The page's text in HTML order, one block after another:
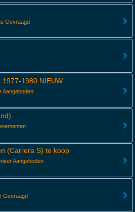
Gevraagd
1977-1980 NIEUW
Aangeboden
(Carrera S) te koop
Aangeboden
Gevraagd